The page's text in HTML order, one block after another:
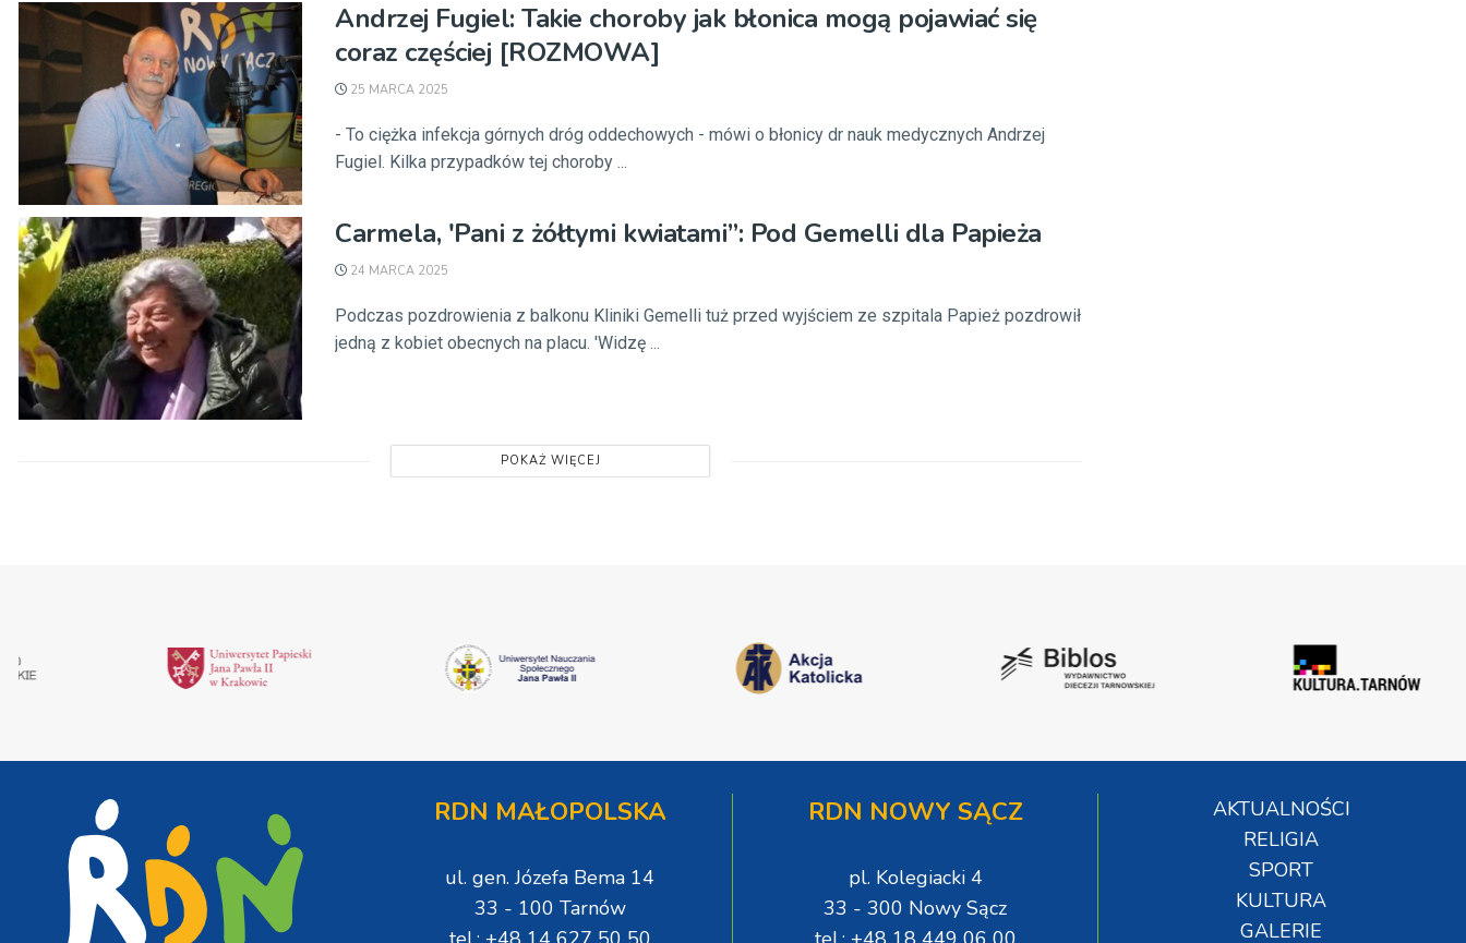
Andrzej Fugiel: Takie choroby jak błonica mogą pojawiać się
coraz częściej [ROZMOWA]
25 MARCA 2025
- To ciężka infekcja górnych dróg oddechowych - mówi o błonicy dr nauk medycznych Andrzej
Fugiel. Kilka przypadków tej choroby ...
Carmela, 'Pani z żółtymi kwiatami”: Pod Gemelli dla Papieża
24 MARCA 2025
Podczas pozdrowienia z balkonu Kliniki Gemelli tuż przed wyjściem ze szpitala Papież pozdrowił
jedną z kobiet obecnych na placu. 'Widzę ...
POKAŻ WIĘCEJ
RDN MAŁOPOLSKA
ul. gen. Józefa Bema 14
33 - 100 Tarnów
RDN NOWY SĄCZ
pl. Kolegiacki 4
33 - 300 Nowy Sącz
AKTUALNOŚCI
RELIGIA
SPORT
KULTURA
GALERIE